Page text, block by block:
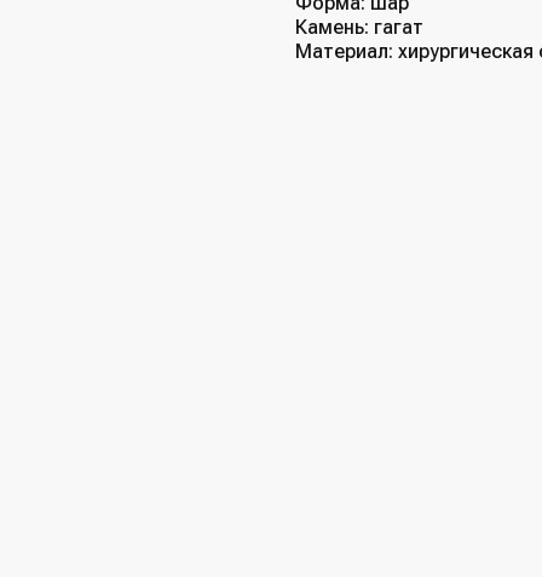
Камень: гагат
Материал: хирургическая